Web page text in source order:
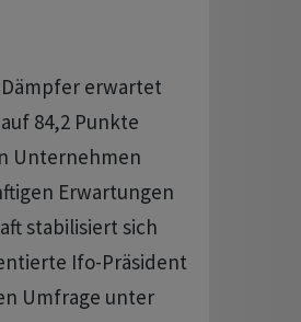
erwartet
84,2 Punkte
Unternehmen
Erwartungen
stabilisiert sich
Ifo-Präsident
Umfrage unter